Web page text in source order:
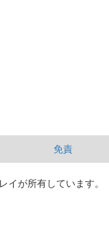
免責
イが所有しています。